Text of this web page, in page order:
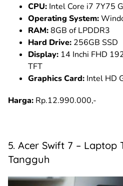
CPU: Intel Core i7 7Y75
Operating System:
RAM:8GB of LPDDR3
Hard Drive: 256GB SSD
Display: 14 Inchi FHD
TFT
Graphics Card: Intel HD
Harga: Rp.12.990.000,-
5. Acer Swift 7 – Laptop
Tangguh